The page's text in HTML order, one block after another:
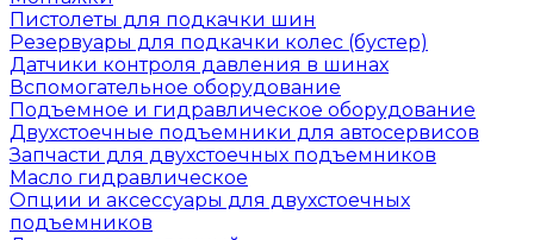
Пистолеты для подкачки шин
Резервуары для подкачки колес (бустер)
Датчики контроля давления в шинах
Вспомогательное оборудование
Подъемное и гидравлическое оборудование
Двухстоечные подъемники для автосервисов
Запчасти для двухстоечных подъемников
Масло гидравлическое
Опции и аксессуары для двухстоечных
подъемников